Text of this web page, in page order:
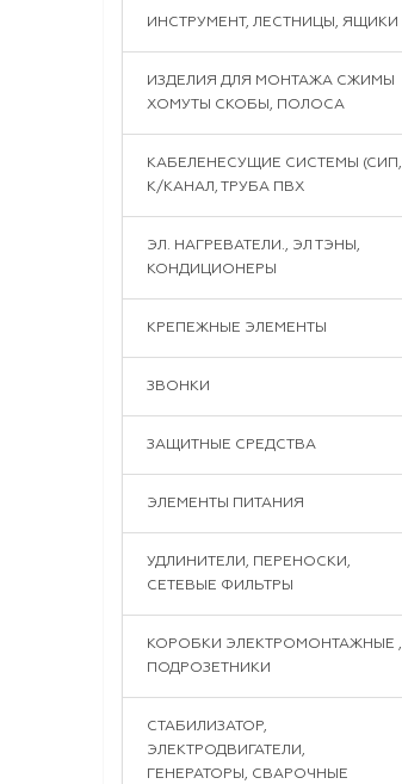
ИНСТРУМЕНТ, ЛЕСТНИЦЫ, ЯЩИКИ
ИЗДЕЛИЯ ДЛЯ МОНТАЖА СЖИМЫ
ХОМУТЫ СКОБЫ, ПОЛОСА
КАБЕЛЕНЕСУЩИЕ СИСТЕМЫ (СИП,
К/КАНАЛ, ТРУБА ПВХ
ЭЛ. НАГРЕВАТЕЛИ., ЭЛ ТЭНЫ,
КОНДИЦИОНЕРЫ
КРЕПЕЖНЫЕ ЭЛЕМЕНТЫ
ЗВОНКИ
ЗАЩИТНЫЕ СРЕДСТВА
ЭЛЕМЕНТЫ ПИТАНИЯ
УДЛИНИТЕЛИ, ПЕРЕНОСКИ,
СЕТЕВЫЕ ФИЛЬТРЫ
КОРОБКИ ЭЛЕКТРОМОНТАЖНЫЕ ,
ПОДРОЗЕТНИКИ
СТАБИЛИЗАТОР,
ЭЛЕКТРОДВИГАТЕЛИ,
ГЕНЕРАТОРЫ, СВАРОЧНЫЕ